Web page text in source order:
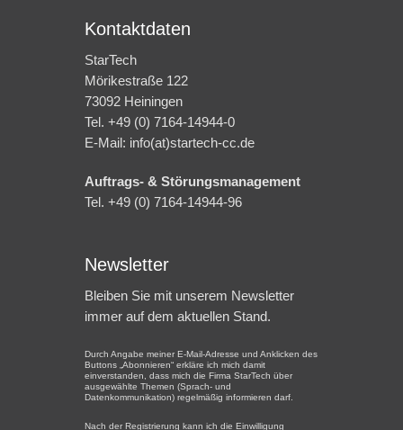
Kontaktdaten
StarTech
Mörikestraße 122
73092 Heiningen
Tel. +49 (0) 7164-14944-0
E-Mail: info(at)startech-cc.de
Auftrags- & Störungsmanagement
Tel. +49 (0) 7164-14944-96
Newsletter
Bleiben Sie mit unserem Newsletter
immer auf dem aktuellen Stand.
Durch Angabe meiner E-Mail-Adresse und Anklicken des
Buttons „Abonnieren“ erkläre ich mich damit
einverstanden, dass mich die Firma StarTech über
ausgewählte Themen (Sprach- und
Datenkommunikation) regelmäßig informieren darf.
Nach der Registrierung kann ich die Einwilligung